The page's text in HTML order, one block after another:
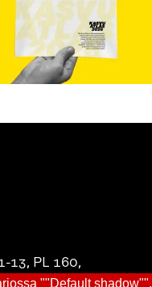
13, PL 160,
""Default shadow"".